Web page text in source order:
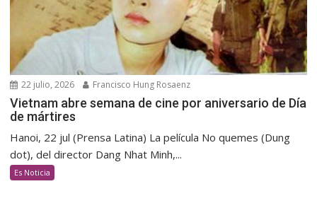
22 julio, 2026 Francisco Hung Rosaenz
Vietnam abre semana de cine por aniversario de Día
de mártires
Hanoi, 22 jul (Prensa Latina) La película No quemes (Dung
dot), del director Dang Nhat Minh,...
Es Noticia